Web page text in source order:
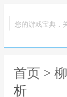
您的游戏宝典，
首页 >
析